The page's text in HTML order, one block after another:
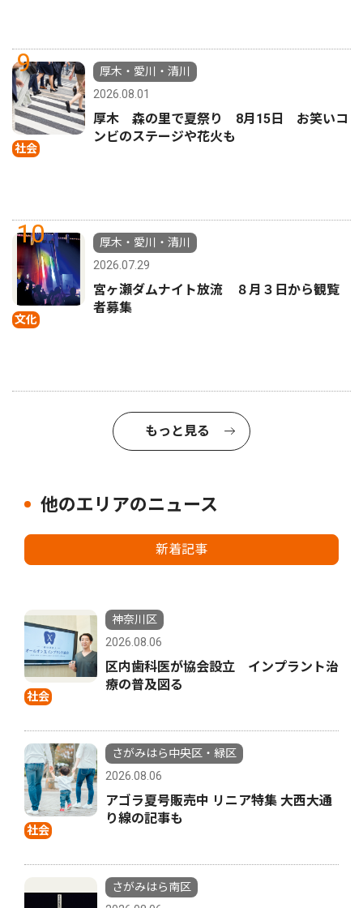
9
社会
厚木・愛川・清川
2026.08.01
厚木 森の里で夏祭り 8月15日 お笑いコ
ンビのステージや花火も
10
文化
厚木・愛川・清川
2026.07.29
宮ヶ瀬ダムナイト放流 ８月３日から観覧
者募集
もっと見る
他のエリアのニュース
新着記事
社会
神奈川区
2026.08.06
区内歯科医が協会設立 インプラント治
療の普及図る
社会
さがみはら中央区・緑区
2026.08.06
アゴラ夏号販売中 リニア特集 大西大通
り線の記事も
さがみはら南区